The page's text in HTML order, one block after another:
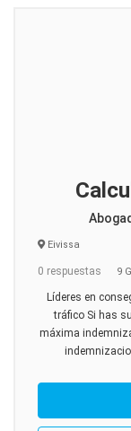
Eivissa
0 respuestas 9
Líderes en
tráfico Si has
máxima